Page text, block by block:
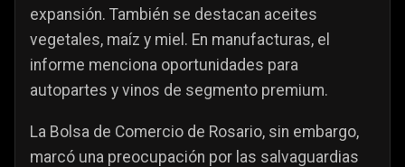
expansión. También se destacan aceites
vegetales, maíz y miel. En manufacturas, el
informe menciona oportunidades para
autopartes y vinos de segmento premium.
La Bolsa de Comercio de Rosario, sin embargo,
marcó una preocupación por las salvaguardias